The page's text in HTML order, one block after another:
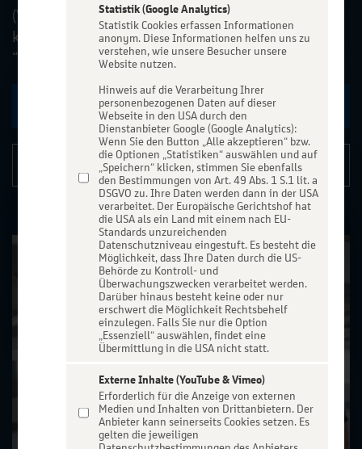
(VÖ: 08. Mai 2026) melden sich Bird’s View
kraftvoll zurück. Nach dem gefeierten Album
“House of Commando” set...
Zu den Terminen
Details
Statistik (Google Analytics)
Statistik Cookies erfassen Informationen
anonym. Diese Informationen helfen uns zu
verstehen, wie unsere Besucher unsere
Website nutzen.
Hinweis auf die Verarbeitung Ihrer
personenbezogenen Daten auf dieser
Webseite in den USA durch den
Dienstanbieter Google (Google Analytics):
Wenn Sie den Button „Alle akzeptieren“ bzw.
die Optionen „Statistiken“ auswählen und auf
„Speichern“ klicken, stimmen Sie ebenfalls
den Bestimmungen von Art. 49 Abs. 1 S.1 lit. a
DSGVO zu. Ihre Daten werden dann in der USA
verarbeitet. Der Europäische Gerichtshof hat
die USA als ein Land mit einem nach EU-
Standards unzureichenden
Datenschutzniveau eingestuft. Es besteht die
Möglichkeit, dass Ihre Daten durch die US-
Behörde zu Kontroll- und
Überwachungszwecken verarbeitet werden.
Darüber hinaus besteht keine oder nur
erschwert die Möglichkeit Rechtsbehelf
einzulegen. Falls Sie nur die Option
„Essenziell“ auswählen, findet eine
Übermittlung in die USA nicht statt.
Externe Inhalte (YouTube & Vimeo)
Erforderlich für die Anzeige von externen
Medien und Inhalten von Drittanbietern. Der
Anbieter kann seinerseits Cookies setzen. Es
gelten die jeweiligen